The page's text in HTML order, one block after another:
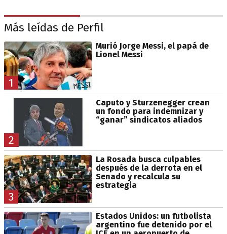
Más leídas de Perfil
1
Murió Jorge Messi, el papá de
Lionel Messi
2
Caputo y Sturzenegger crean
un fondo para indemnizar y
“ganar” sindicatos aliados
3
La Rosada busca culpables
después de la derrota en el
Senado y recalcula su
estrategia
Estados Unidos: un futbolista
argentino fue detenido por el